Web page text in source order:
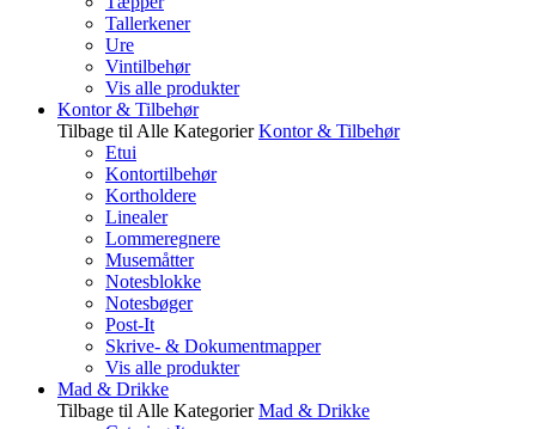
Tallerkener
Ure
Vintilbehør
Vis alle produkter
Kontor & Tilbehør
Tilbage til Alle Kategorier Kontor & Tilbehør
Etui
Kontortilbehør
Kortholdere
Linealer
Lommeregnere
Musemåtter
Notesblokke
Notesbøger
Post-It
Skrive- & Dokumentmapper
Vis alle produkter
Mad & Drikke
Tilbage til Alle Kategorier Mad & Drikke